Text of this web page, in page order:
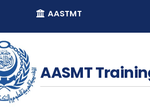
AASTMT
AASMT